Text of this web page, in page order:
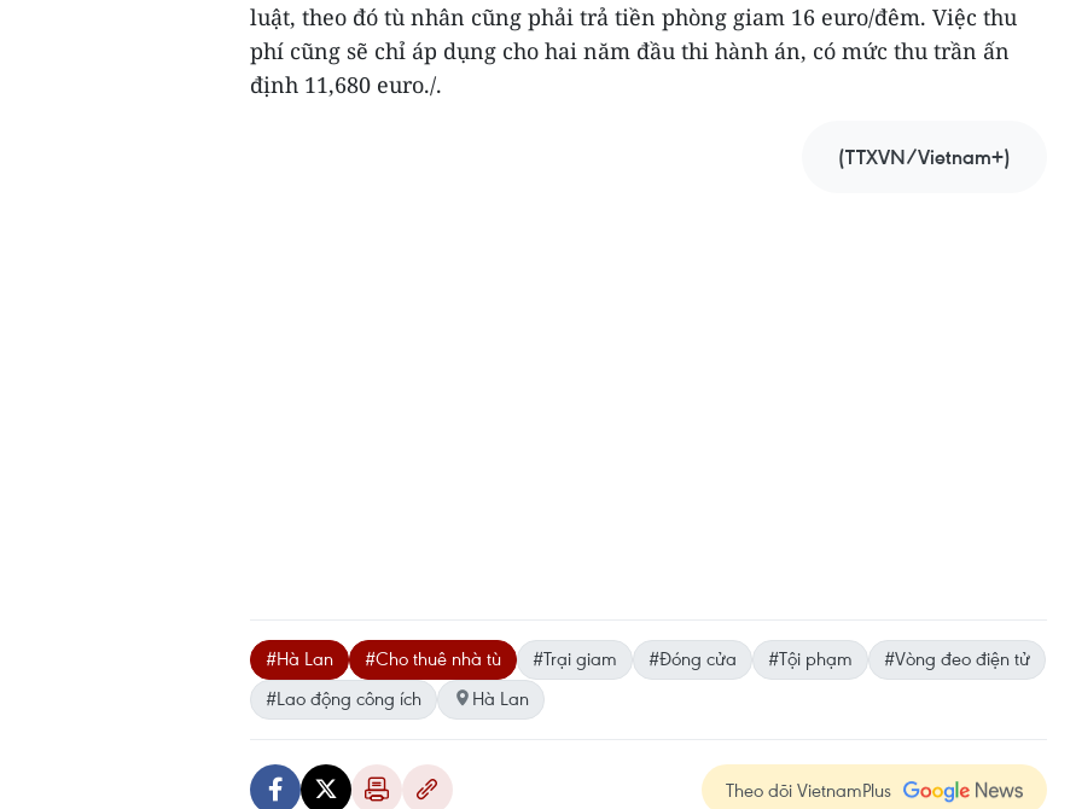
luật, theo đó tù nhân cũng phải trả tiền phòng giam 16 euro/đêm. Việc thu
phí cũng sẽ chỉ áp dụng cho hai năm đầu thi hành án, có mức thu trần ấn
định 11,680 euro./.
(TTXVN/Vietnam+)
#Hà Lan #Cho thuê nhà tù #Trại giam #Đóng cửa #Tội phạm
#Vòng đeo điện tử
#Lao động công ích
Hà Lan
Theo dõi VietnamPlus